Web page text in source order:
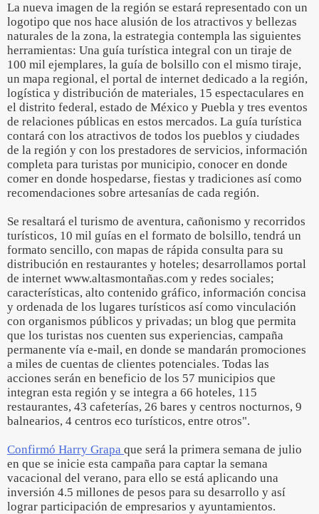
La nueva imagen de la región se estará representado con un
logotipo que nos hace alusión de los atractivos y bellezas
naturales de la zona, la estrategia contempla las siguientes
herramientas: Una guía turística integral con un tiraje de
100 mil ejemplares, la guía de bolsillo con el mismo tiraje,
un mapa regional, el portal de internet dedicado a la región,
logística y distribución de materiales, 15 espectaculares en
el distrito federal, estado de México y Puebla y tres eventos
de relaciones públicas en estos mercados. La guía turística
contará con los atractivos de todos los pueblos y ciudades
de la región y con los prestadores de servicios, información
completa para turistas por municipio, conocer en donde
comer en donde hospedarse, fiestas y tradiciones así como
recomendaciones sobre artesanías de cada región.
Se resaltará el turismo de aventura, cañonismo y recorridos
turísticos, 10 mil guías en el formato de bolsillo, tendrá un
formato sencillo, con mapas de rápida consulta para su
distribución en restaurantes y hoteles; desarrollamos portal
de internet www.altasmontañas.com y redes sociales;
características, alto contenido gráfico, información concisa
y ordenada de los lugares turísticos así como vinculación
con organismos públicos y privadas; un blog que permita
que los turistas nos cuenten sus experiencias, campaña
permanente vía e-mail, en donde se mandarán promociones
a miles de cuentas de clientes potenciales. Todas las
acciones serán en beneficio de los 57 municipios que
integran esta región y se integra a 66 hoteles, 115
restaurantes, 43 cafeterías, 26 bares y centros nocturnos, 9
balnearios, 4 centros eco turísticos, entre otros".
Confirmó Harry Grapa que será la primera semana de julio
en que se inicie esta campaña para captar la semana
vacacional del verano, para ello se está aplicando una
inversión 4.5 millones de pesos para su desarrollo y así
lograr participación de empresarios y ayuntamientos.